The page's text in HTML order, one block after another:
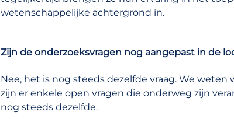
wetenschappelijke achtergrond in.
Zijn de onderzoeksvragen nog aangepast in de
Nee, het is nog steeds dezelfde vraag. We
zijn er enkele open vragen die onderweg zijn
nog steeds dezelfde.